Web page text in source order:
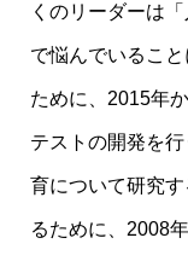
くのリーダーは
で悩んでいるこ
ために、2015年
テストの開発を
育について研究
るために、2008